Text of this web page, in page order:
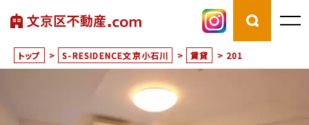
トップ > S-RESIDENCE文京小石川 > 賃貸 > 201